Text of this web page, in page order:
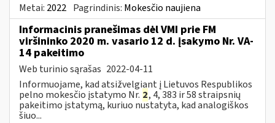
Metai: 2022 Pagrindinis: Mokesčio naujiena
Informacinis pranešimas dėl VMI prie FM
viršininko 2020 m. vasario 12 d. įsakymo Nr. VA-
14 pakeitimo
Web turinio sąrašas 2022-04-11
Informuojame, kad atsižvelgiant į Lietuvos Respublikos
pelno mokesčio įstatymo Nr. 2, 4, 383 ir 58 straipsnių
pakeitimo įstatymą, kuriuo nustatyta, kad analogiškos
šiuo...